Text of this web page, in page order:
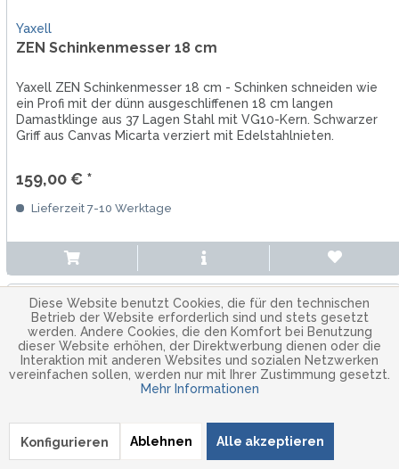
Yaxell
ZEN Schinkenmesser 18 cm
Yaxell ZEN Schinkenmesser 18 cm - Schinken schneiden wie
ein Profi mit der dünn ausgeschliffenen 18 cm langen
Damastklinge aus 37 Lagen Stahl mit VG10-Kern. Schwarzer
Griff aus Canvas Micarta verziert mit Edelstahlnieten.
159,00 € *
Lieferzeit 7-10 Werktage
Diese Website benutzt Cookies, die für den technischen
Betrieb der Website erforderlich sind und stets gesetzt
werden. Andere Cookies, die den Komfort bei Benutzung
dieser Website erhöhen, der Direktwerbung dienen oder die
Interaktion mit anderen Websites und sozialen Netzwerken
vereinfachen sollen, werden nur mit Ihrer Zustimmung gesetzt.
Mehr Informationen
Ablehnen Alle akzeptieren
Konfigurieren